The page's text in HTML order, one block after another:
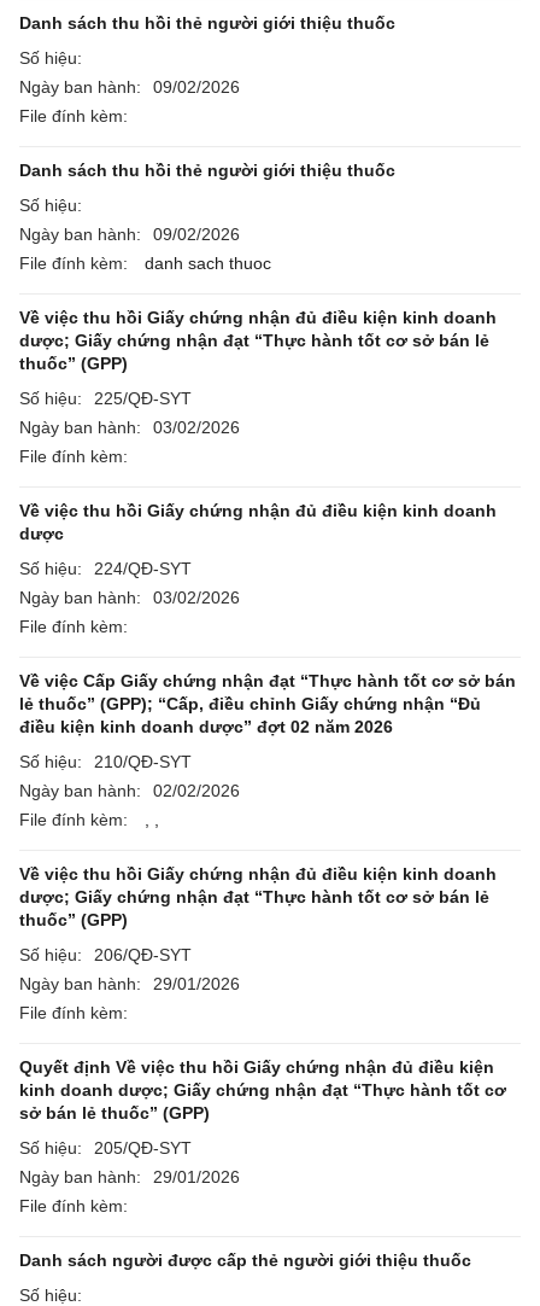
Danh sách thu hồi thẻ người giới thiệu thuốc
Số hiệu:
Ngày ban hành:
09/02/2026
File đính kèm:
Danh sách thu hồi thẻ người giới thiệu thuốc
Số hiệu:
Ngày ban hành:
09/02/2026
File đính kèm:
danh sach thuoc
Về việc thu hồi Giấy chứng nhận đủ điều kiện kinh doanh
dược; Giấy chứng nhận đạt “Thực hành tốt cơ sở bán lẻ
thuốc” (GPP)
Số hiệu:
225/QĐ-SYT
Ngày ban hành:
03/02/2026
File đính kèm:
Về việc thu hồi Giấy chứng nhận đủ điều kiện kinh doanh
dược
Số hiệu:
224/QĐ-SYT
Ngày ban hành:
03/02/2026
File đính kèm:
Về việc Cấp Giấy chứng nhận đạt “Thực hành tốt cơ sở bán
lẻ thuốc” (GPP); “Cấp, điều chỉnh Giấy chứng nhận “Đủ
điều kiện kinh doanh dược” đợt 02 năm 2026
Số hiệu:
210/QĐ-SYT
Ngày ban hành:
02/02/2026
File đính kèm:
Về việc thu hồi Giấy chứng nhận đủ điều kiện kinh doanh
dược; Giấy chứng nhận đạt “Thực hành tốt cơ sở bán lẻ
thuốc” (GPP)
Số hiệu:
206/QĐ-SYT
Ngày ban hành:
29/01/2026
File đính kèm:
Quyết định Về việc thu hồi Giấy chứng nhận đủ điều kiện
kinh doanh dược; Giấy chứng nhận đạt “Thực hành tốt cơ
sở bán lẻ thuốc” (GPP)
Số hiệu:
205/QĐ-SYT
Ngày ban hành:
29/01/2026
File đính kèm:
Danh sách người được cấp thẻ người giới thiệu thuốc
Số hiệu: